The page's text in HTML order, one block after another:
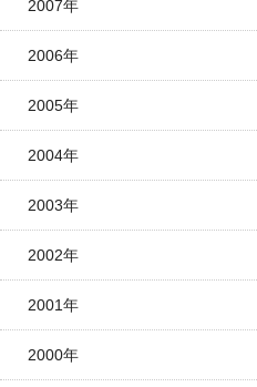
2007年
2006年
2005年
2004年
2003年
2002年
2001年
2000年